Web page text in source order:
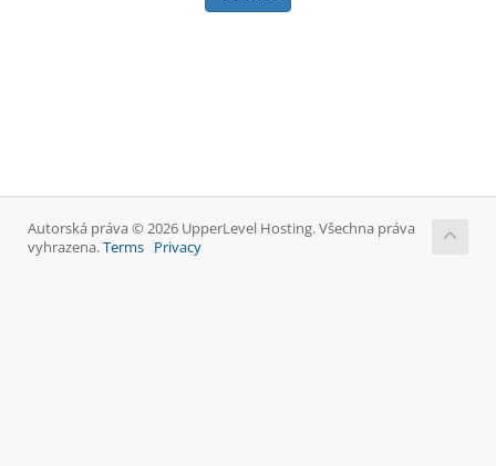
Autorská práva © 2026 UpperLevel Hosting. Všechna práva
vyhrazena.Terms Privacy